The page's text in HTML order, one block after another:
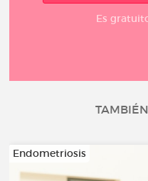
Es
Endometriosis